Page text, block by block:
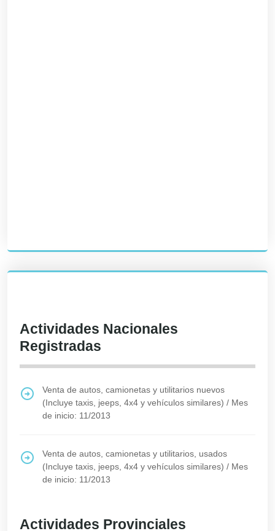
Actividades Nacionales
Registradas
Venta de autos, camionetas y utilitarios nuevos
(Incluye taxis, jeeps, 4x4 y vehículos similares) / Mes
de inicio: 11/2013
Venta de autos, camionetas y utilitarios, usados
(Incluye taxis, jeeps, 4x4 y vehículos similares) / Mes
de inicio: 11/2013
Actividades Provinciales